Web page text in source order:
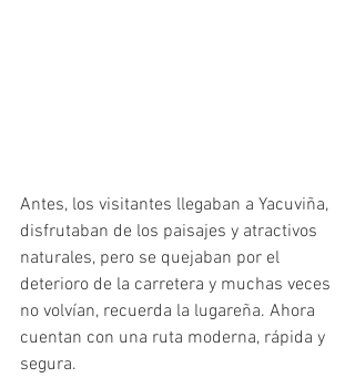
Antes, los visitantes llegaban a Yacuviña,
disfrutaban de los paisajes y atractivos
naturales, pero se quejaban por el
deterioro de la carretera y muchas veces
no volvían, recuerda la lugareña. Ahora
cuentan con una ruta moderna, rápida y
segura.